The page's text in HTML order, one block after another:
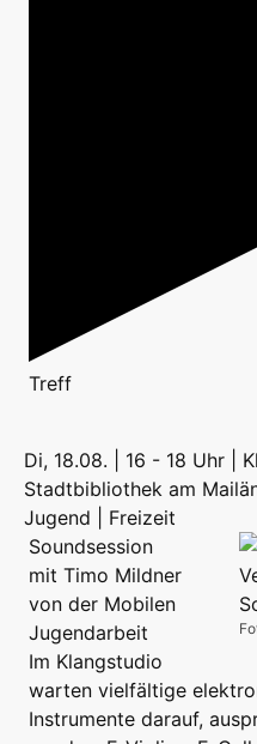
Treff
Di, 18.08. | 16 - 18 Uhr |
Stadtbibliothek am
Jugend | Freizeit
Soundsession
mit Timo Mildner
von der Mobilen
Jugendarbeit
Im Klangstudio
warten vielfältige
Instrumente darauf,